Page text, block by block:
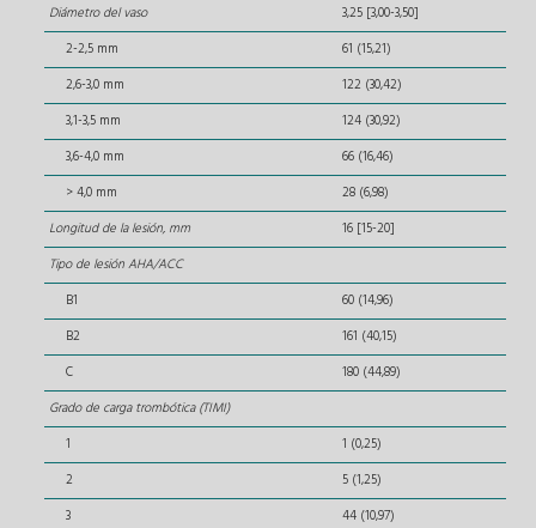
Diámetro del vaso
3,25 [3,00-3,50]
2-2,5 mm
61 (15,21)
2,6-3,0 mm
122 (30,42)
3,1-3,5 mm
124 (30,92)
3,6-4,0 mm
66 (16,46)
> 4,0 mm
28 (6,98)
Longitud de la lesión, mm
16 [15-20]
Tipo de lesión AHA/ACC
B1
60 (14,96)
B2
161 (40,15)
C
180 (44,89)
Grado de carga trombótica (TIMI)
1
1 (0,25)
2
5 (1,25)
3
44 (10,97)